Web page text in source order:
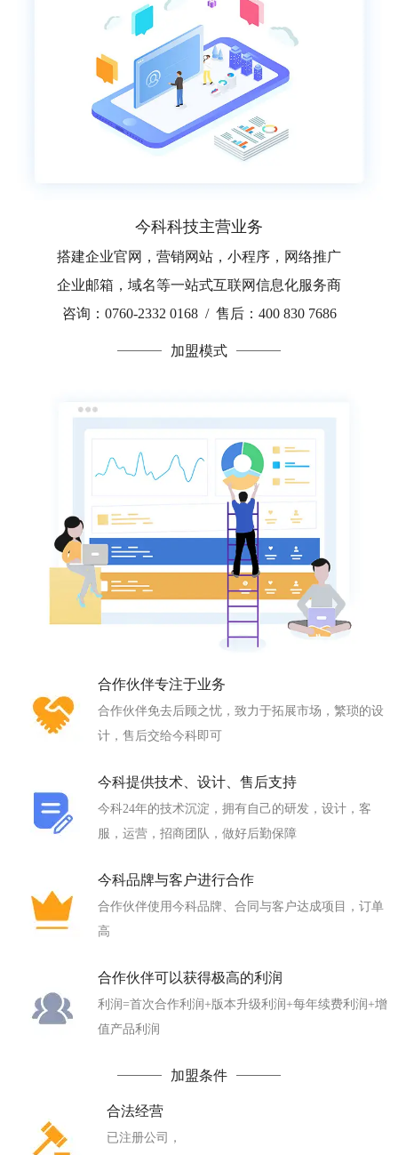
今科科技主营业务
搭建企业官网，营销网站，小程序，网络推广
企业邮箱，域名等一站式互联网信息化服务商
咨询：0760-2332 0168 / 售后：400 830 7686
加盟模式
合作伙伴专注于业务
合作伙伴免去后顾之忧，致力于拓展市场，繁琐的设
计，售后交给今科即可
今科提供技术、设计、售后支持
今科24年的技术沉淀，拥有自己的研发，设计，客
服，运营，招商团队，做好后勤保障
今科品牌与客户进行合作
合作伙伴使用今科品牌、合同与客户达成项目，订单
高
合作伙伴可以获得极高的利润
利润=首次合作利润+版本升级利润+每年续费利润+增
值产品利润
加盟条件
合法经营
已注册公司，